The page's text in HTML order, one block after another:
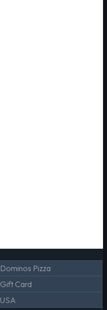
Dominos Pizza
Gift Card
USA